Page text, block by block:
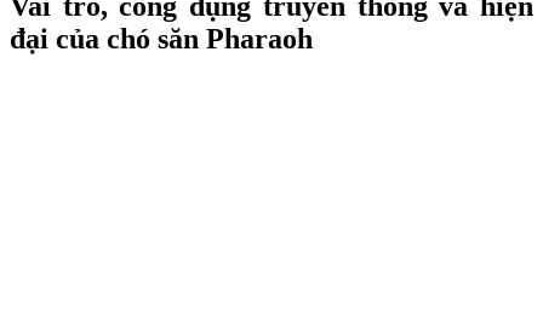
đại của chó săn Pharaoh